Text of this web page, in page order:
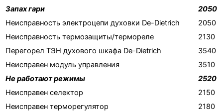
Запах гари
2050
Неисправность электроцепи духовки De-Dietrich
2050
Неисправность термозащиты/термореле
2130
Перегорел ТЭН духового шкафа De-Dietrich
3540
Неисправен модуль управления
3510
Не работают режимы
2520
Неисправен селектор
2150
Неисправен терморегулятор
2180